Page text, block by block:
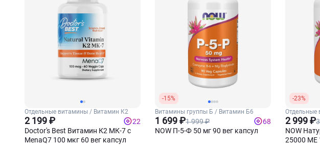
Отдельные витамины / Витамин К2
2 199 ₽
22
Doctor's Best Витамин К2 МК-7 с
MenaQ7 100 мкг 60 вег капсул
-15%
Витамины группы Б / Витамин Б6
1 699 ₽1 999 ₽
68
NOW П-5-Ф 50 мг 90 вег капсул
-23%
Отдельные
2 999 ₽
NOW
25000 МЕ